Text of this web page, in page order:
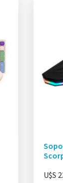
U$S